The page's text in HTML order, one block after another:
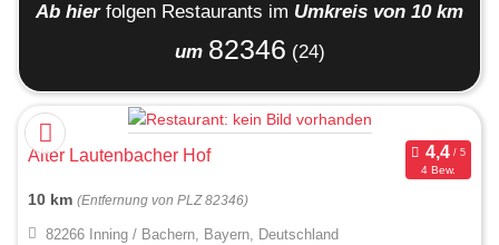
Ab hier folgen Restaurants im Umkreis von 10 km
um 82346 (24)
Alter Lautenbacher Hof
4 Bew.
10 km (Entfernung von PLZ 82346)
82266 Inning / Bachern, Bayern, Deutschland